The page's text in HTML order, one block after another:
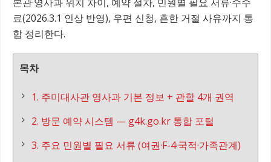
료(2026.3.1 인상 반영), 우편 신청, 흔한 거절 사유까지 통
합 정리한다.
목차
1. 주미대사관 영사과 기본 정보 + 관할 4개 권역
2. 방문 예약 시스템 — g4k.go.kr 통합 포털
3. 주요 민원별 필요 서류 (여권·F-4·국적·가족관계)